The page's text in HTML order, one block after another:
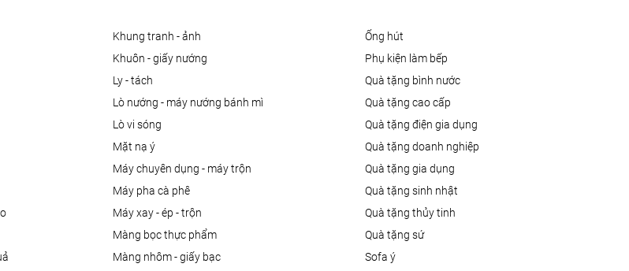
khung tranh - ảnh
khuôn - giấy nướng
ly - tách
lò nướng - máy nướng bánh mì
lò vi sóng
mặt nạ ý
máy chuyên dụng - máy trộn
máy pha cà phê
máy xay - ép - trộn
màng bọc thực phẩm
màng nhôm - giấy bạc
ống hút
phụ kiện làm bếp
quà tặng bình nước
quà tặng cao cấp
quà tặng điện gia dụng
quà tặng doanh nghiệp
quà tặng gia dụng
quà tặng sinh nhật
quà tặng thủy tinh
quà tặng sứ
sofa ý